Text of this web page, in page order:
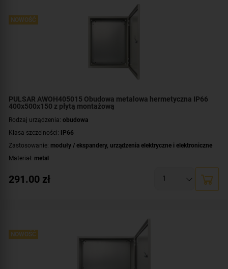
PULSAR AWOH405015 Obudowa metalowa hermetyczna IP66
400x500x150 z płytą montażową
NOWOŚĆ
Rodzaj urządzenia: obudowa
Klasa szczelności: IP66
Zastosowanie: moduły / ekspandery, urządzenia elektryczne i elektroniczne
Materiał: metal
Płyta montażowa, wymiary:
291.00 zł
NOWOŚĆ